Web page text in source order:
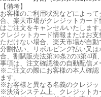
【備考】
お客様のご利用状況などによっ
合、楽天市場がクレジットカー
はご注文をキャンセルいたします
クレジットカード情報またはお
ただけない場合、楽天市場が自動
分割払い、リボルビング払い又
合、割賦販売法第30条2の3第4項
事項は、注文確認後の自動配信メ
※ご注文の際にお客様の本人確
ます。
※お客様と異なる名義のクレジッ
※決済システム上、クレジットカ